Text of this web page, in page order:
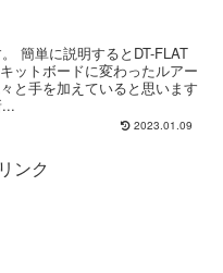
簡単に説明するとDT-FLAT
ットボードに変わったルアー
と手を加えていると思います
2023.01.09
ンク